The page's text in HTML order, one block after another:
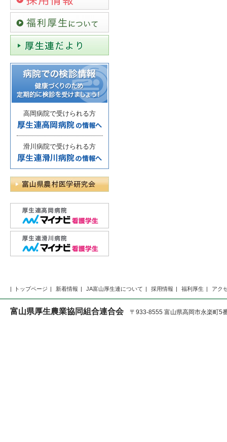
高岡病院で受けられる方
滑川病院で受けられる方
トップページ 新着情報 JA富山厚生連について 採用情報 福利厚生 アク
富山県厚生農業協同組合連合会 〒933-8555 富山県高岡市永楽町5